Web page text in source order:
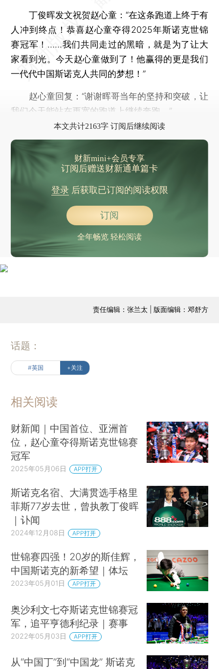
丁俊晖发文祝贺赵心童：“在这条跑道上终于有
人冲到终点！恭喜赵心童夺得2025年斯诺克世锦
赛冠军！……我们共同走过的黑暗，就是为了让大
家看到光。今天赵心童做到了！他赢得的更是我们
一代代中国斯诺克人共同的梦想！”
赵心童回复：“谢谢晖哥当年的坚持和突破，让
我们今天能站在更宽的跑道上继续奔跑。”
本文共计2163字 订阅后继续阅读
财新mini+会员专享
订阅后赠送财新通单篇卡
登录后获取已订阅的阅读权限
订阅
全年畅览 轻松阅读
责任编辑：张兰太 | 版面编辑：邓舒方
话题：
#英国 +关注
相关阅读
财新闻｜中国首位、亚洲首
位，赵心童夺得斯诺克世锦赛
冠军
2025年05月06日 APP打开
斯诺克名宿、大满贯选手格里
菲斯77岁去世，曾执教丁俊晖
｜讣闻
2024年12月08日 APP打开
世锦赛四强！20岁的斯佳辉，
中国斯诺克的新希望｜体坛
2023年05月01日 APP打开
奥沙利文七夺斯诺克世锦赛冠
军，追平亨德利纪录｜赛事
2022年05月03日 APP打开
从“中国丁”到“中国龙” 斯诺克